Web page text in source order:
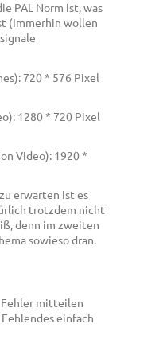
PAL Norm ist, was
(Immerhin wollen
720 * 576 Pixel
1280 * 720 Pixel
Video): 1920 *
erwarten ist es
trotzdem nicht
denn im zweiten
sowieso dran.
Fehler mitteilen
einfach